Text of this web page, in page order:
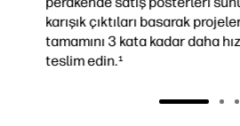
A2 ile B1 arası boyutlarda ve 10
(3/8 inç) kalınlığa kadar panel,
ve kağıda baskı yapın.